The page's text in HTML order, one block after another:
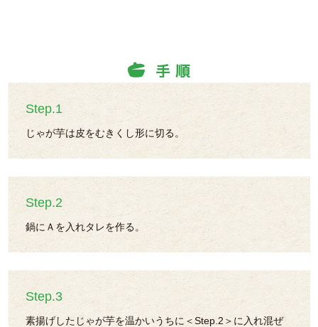
Step.1
じゃが芋は皮をむきくし形に切る。
Step.2
鍋にＡを入れタレを作る。
Step.3
素揚げしたじゃが芋を温かいうちに＜Step.2＞に入れ混ぜ